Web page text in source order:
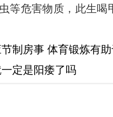
等危害物质，此生喝
制房事 体育锻炼有
定是阳痿了吗